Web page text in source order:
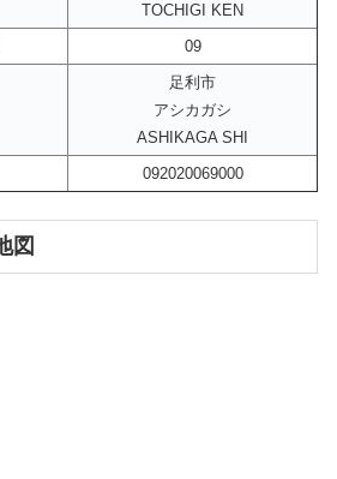
TOCHIGI KEN
09
足利市
アシカガシ
ASHIKAGA SHI
092020069000
図